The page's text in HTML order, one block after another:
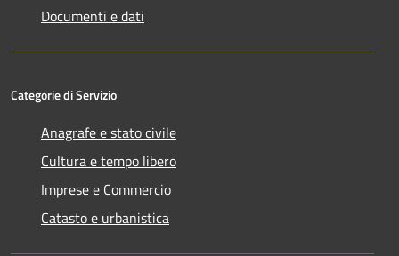
Documenti e dati
Categorie di Servizio
Anagrafe e stato civile
Cultura e tempo libero
Imprese e Commercio
Catasto e urbanistica